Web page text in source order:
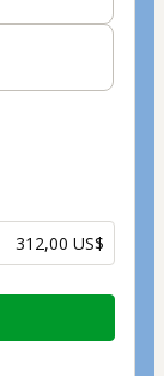
312,00 US$